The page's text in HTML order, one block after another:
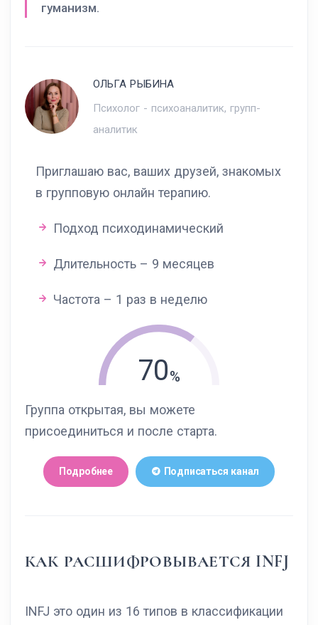
гуманизм.
ОЛЬГА РЫБИНА
Психолог - психоаналитик, групп-
аналитик
Приглашаю вас, ваших друзей, знакомых
в групповую онлайн терапию.
Подход психодинамический
Длительность – 9 месяцев
Частота – 1 раз в неделю
70
Группа открытая, вы можете
присоединиться и после старта.
Подробнее Подписаться канал
КАК РАСШИФРОВЫВАЕТСЯ INFJ
INFJ это один из 16 типов в классификации